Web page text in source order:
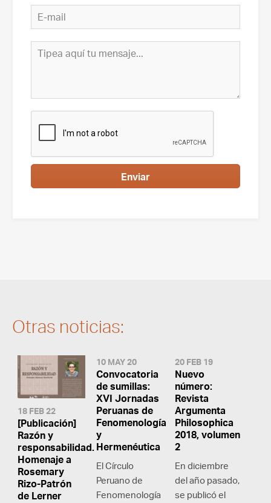
Enviar
Otras noticias:
18 FEB 22
[Publicación]
Razón y
responsabilidad.
Homenaje a
Rosemary
Rizo-Patrón
de Lerner
10 MAY 20
Convocatoria
de sumillas:
XVI Jornadas
Peruanas de
Fenomenología
y
Hermenéutica
El Círculo
Peruano de
Fenomenología
20 FEB 19
Nuevo
número:
Revista
Argumenta
Philosophica
2018, volumen
2
En diciembre
del año pasado,
se publicó el